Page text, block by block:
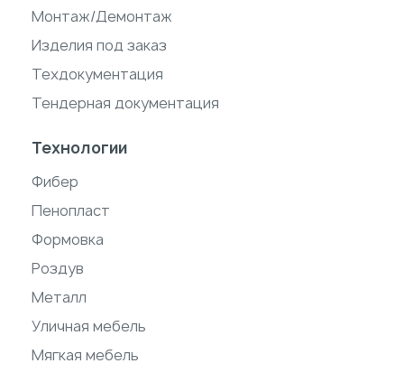
Монтаж/Демонтаж
Изделия под заказ
Техдокументация
Тендерная документация
Технологии
Фибер
Пенопласт
Формовка
Роздув
Металл
Уличная мебель
Мягкая мебель